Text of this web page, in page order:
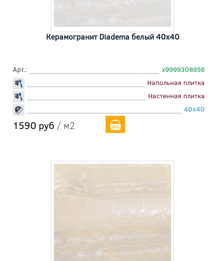
Керамогранит Diadema белый 40x40
Арт.:
х9999308956
Напольная плитка
Настенная плитка
40x40
1590 руб / м2